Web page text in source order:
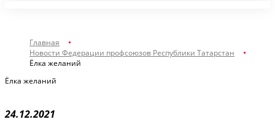
Главная
Новости Федерации профсоюзов Республики Татарстан
Ёлка желаний
Ёлка желаний
24.12.2021